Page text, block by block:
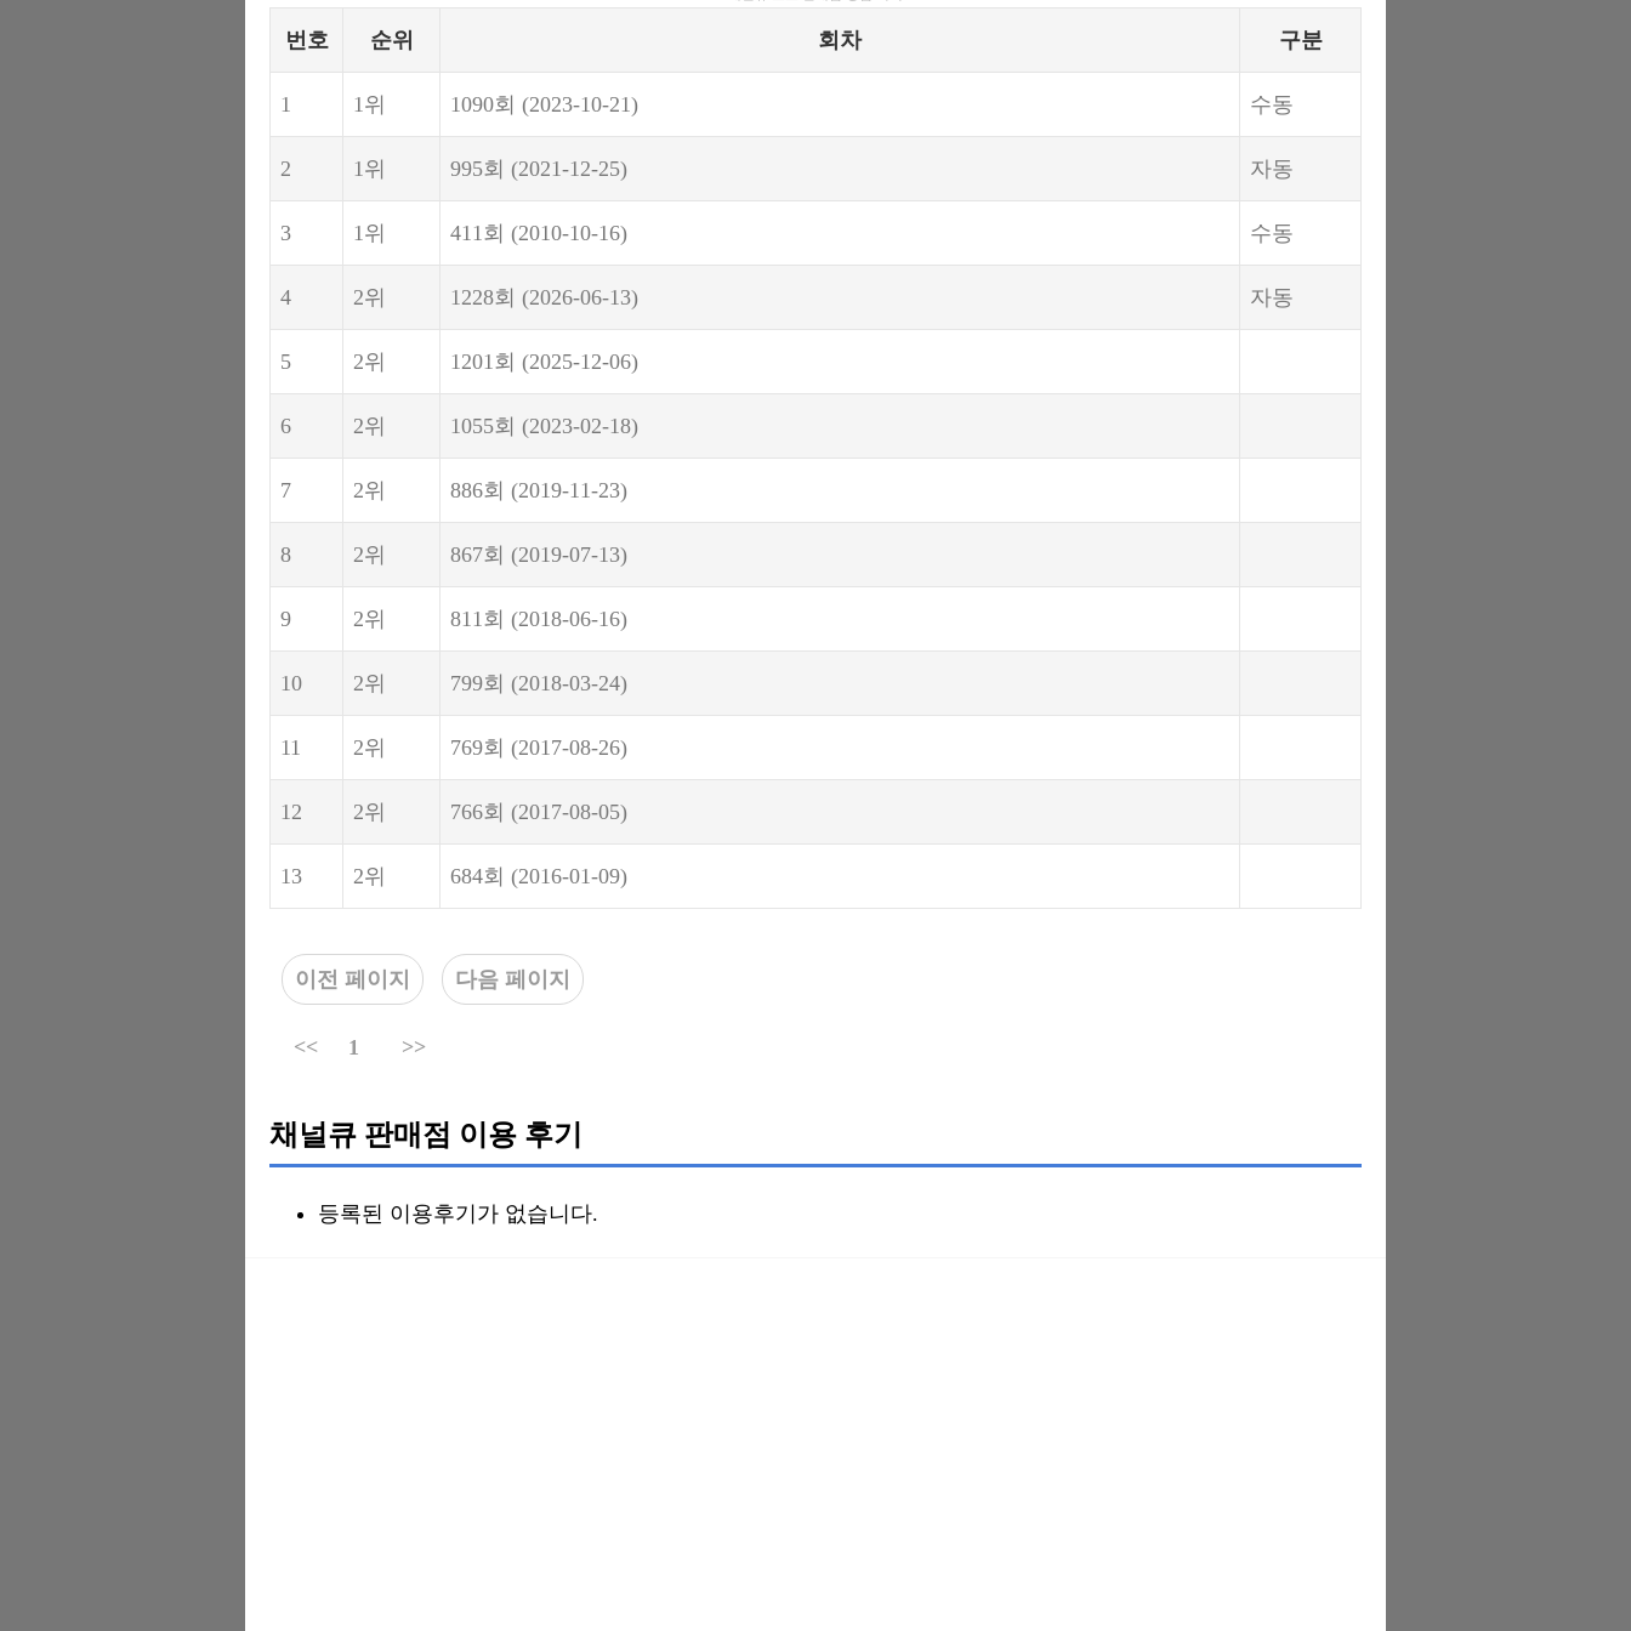
번호 순위 회차 구분
1 1위 1090회 (2023-10-21) 수동
2 1위 995회 (2021-12-25) 자동
3 1위 411회 (2010-10-16) 수동
4 2위 1228회 (2026-06-13) 자동
5 2위 1201회 (2025-12-06)
6 2위 1055회 (2023-02-18)
7 2위 886회 (2019-11-23)
8 2위 867회 (2019-07-13)
9 2위 811회 (2018-06-16)
10 2위 799회 (2018-03-24)
11 2위 769회 (2017-08-26)
12 2위 766회 (2017-08-05)
13 2위 684회 (2016-01-09)
이전 페이지 다음 페이지
<< 1 >>
채널큐 판매점 이용 후기
등록된 이용후기가 없습니다.